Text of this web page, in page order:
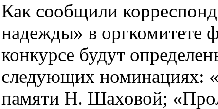
Как сообщили
надежды» в оргкомитете
конкурсе будут
следующих номинациях:
памяти Н. Шаховой;